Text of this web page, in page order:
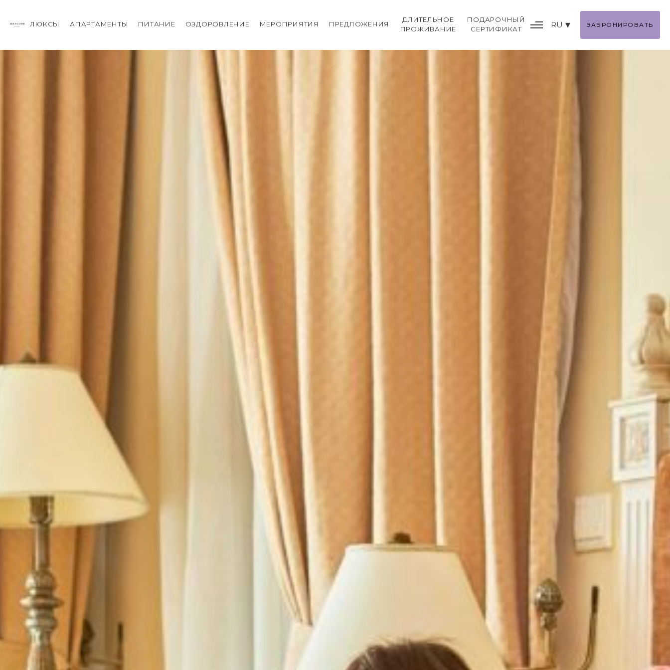
ЛЮКСЫ АПАРТАМЕНТЫ ПИТАНИЕ ОЗДОРОВЛЕНИЕ МЕРОПРИЯТИЯ ПРЕДЛОЖЕНИЯ
ДЛИТЕЛЬНОЕ
ПРОЖИВАНИЕ
ПОДАРОЧНЫЙ
СЕРТИФИКАТ
RU ЗАБРОНИРОВАТЬ